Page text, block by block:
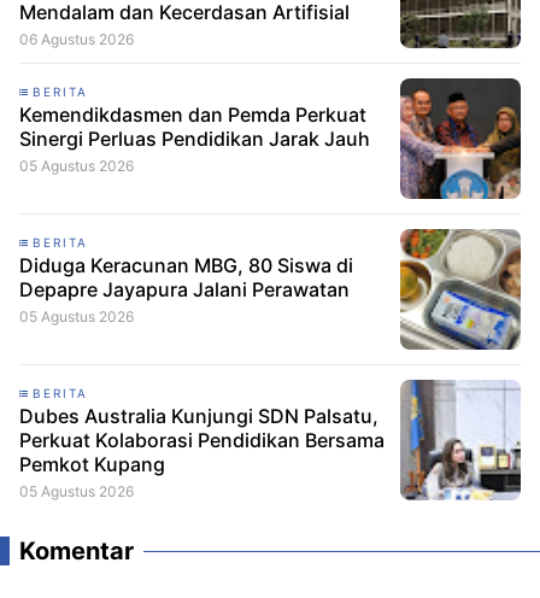
Mendalam dan Kecerdasan Artifisial
06 Agustus 2026
BERITA
Kemendikdasmen dan Pemda Perkuat
Sinergi Perluas Pendidikan Jarak Jauh
05 Agustus 2026
BERITA
Diduga Keracunan MBG, 80 Siswa di
Depapre Jayapura Jalani Perawatan
05 Agustus 2026
BERITA
Dubes Australia Kunjungi SDN Palsatu,
Perkuat Kolaborasi Pendidikan Bersama
Pemkot Kupang
05 Agustus 2026
Komentar